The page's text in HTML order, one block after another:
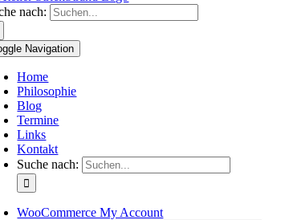
nach:
Navigation
Home
Philosophie
Blog
Termine
Links
Kontakt
Suche nach:
WooCommerce My Account